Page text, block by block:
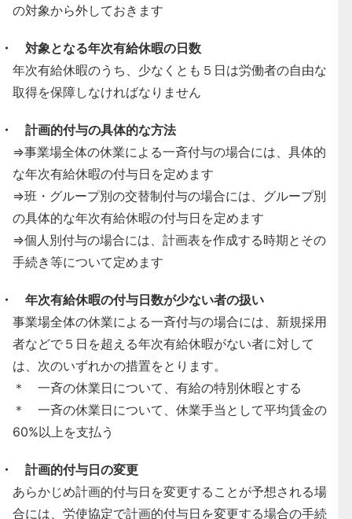
の対象から外しておきます
・ 対象となる年次有給休暇の日数
年次有給休暇のうち、少なくとも５日は労働者の自由な
取得を保障しなければなりません
・ 計画的付与の具体的な方法
⇒事業場全体の休業による一斉付与の場合には、具体的
な年次有給休暇の付与日を定めます
⇒班・グループ別の交替制付与の場合には、グループ別
の具体的な年次有給休暇の付与日を定めます
⇒個人別付与の場合には、計画表を作成する時期とその
手続き等について定めます
・ 年次有給休暇の付与日数が少ない者の扱い
事業場全体の休業による一斉付与の場合には、新規採用
者などで５日を超える年次有給休暇がない者に対して
は、次のいずれかの措置をとります。
＊ 一斉の休業日について、有給の特別休暇とする
＊ 一斉の休業日について、休業手当として平均賃金の
60%以上を支払う
・ 計画的付与日の変更
あらかじめ計画的付与日を変更することが予想される場
合には、労使協定で計画的付与日を変更する場合の手続